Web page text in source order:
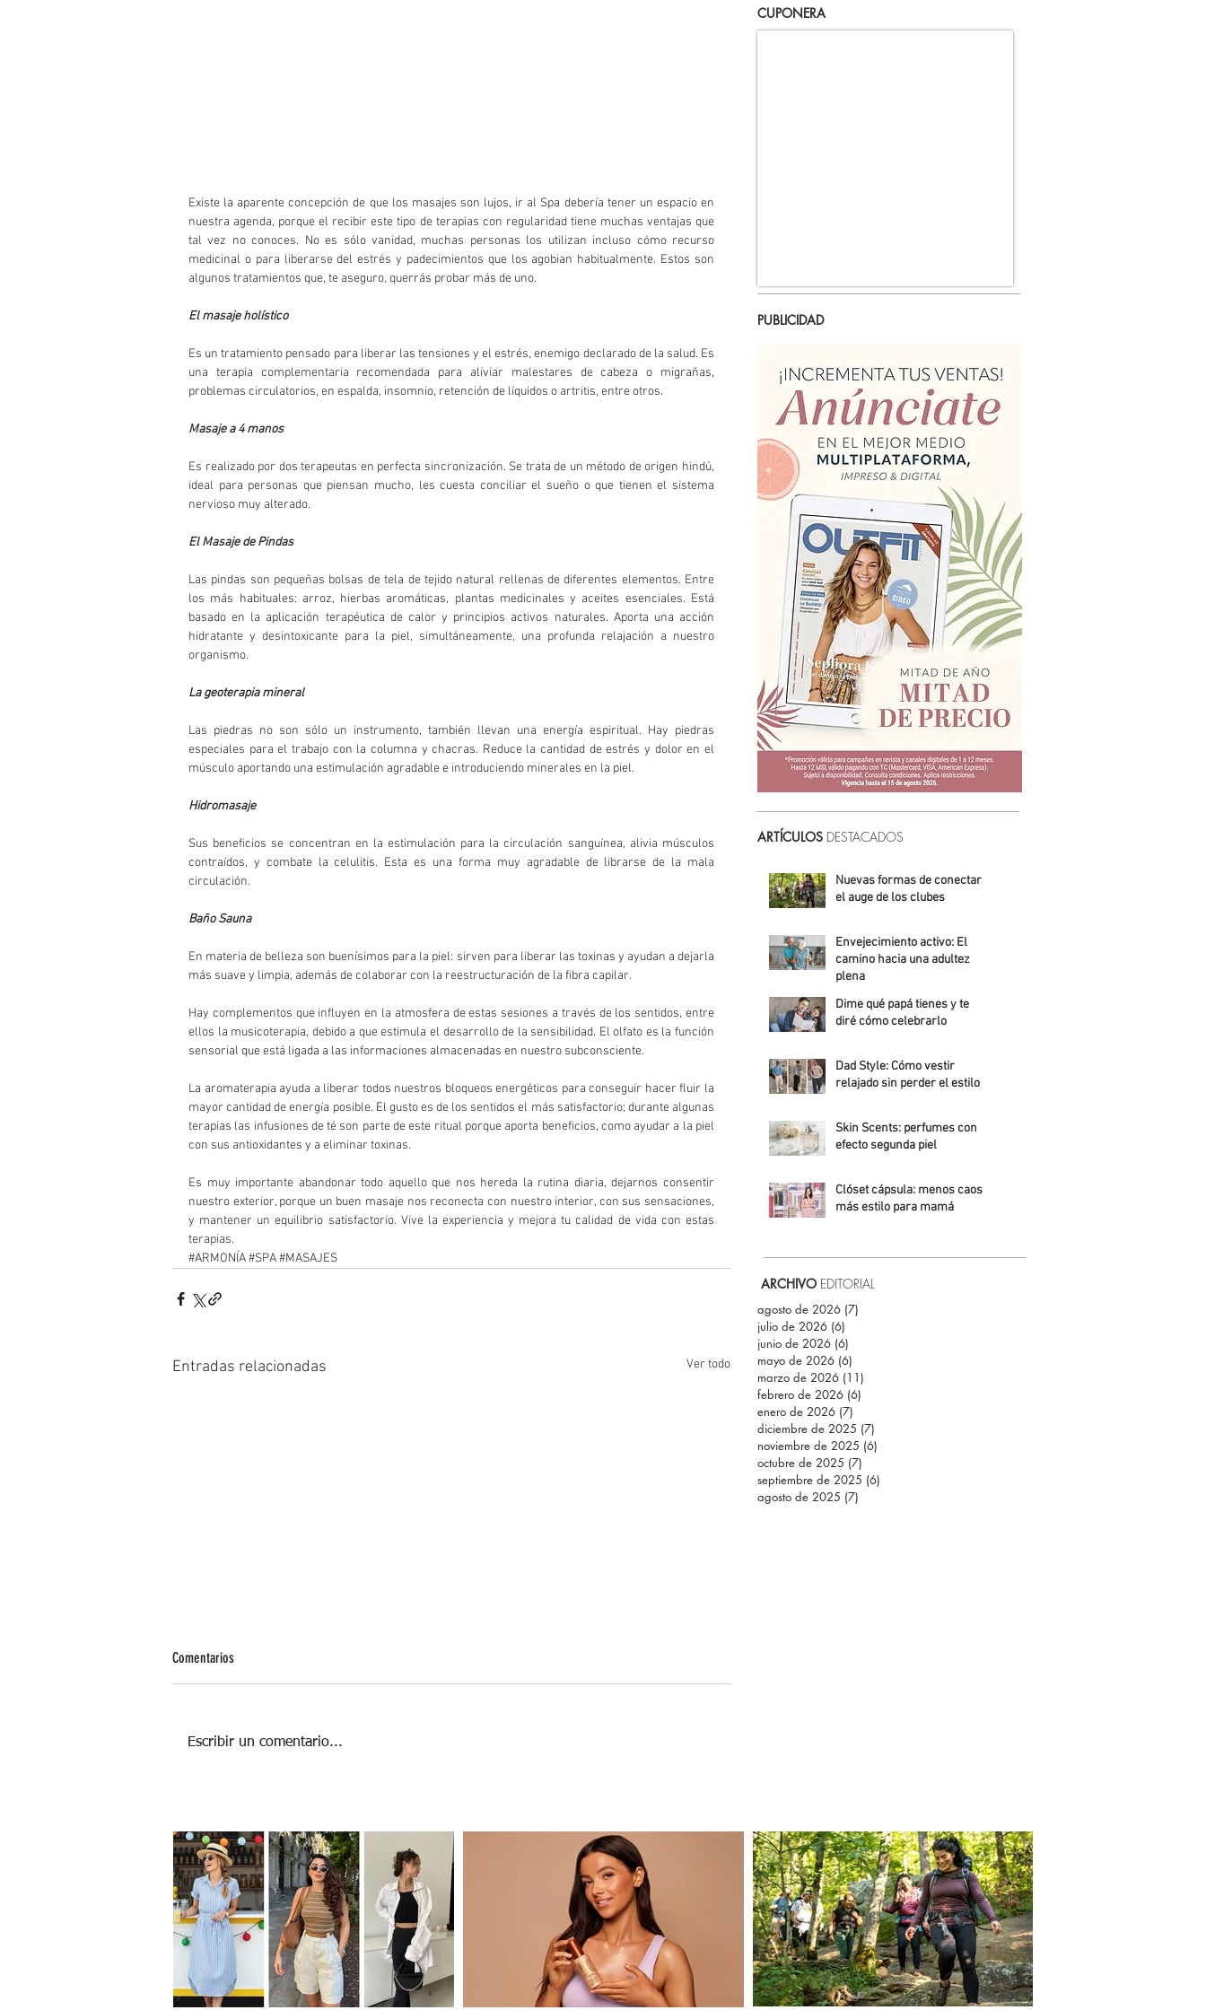
Existe la aparente concepción de que los masajes son lujos, ir al Spa debería tener un espacio en
nuestra agenda, porque el recibir este tipo de terapias con regularidad tiene muchas ventajas que
tal vez no conoces. No es sólo vanidad, muchas personas los utilizan incluso cómo recurso
medicinal o para liberarse del estrés y padecimientos que los agobian habitualmente. Estos son
algunos tratamientos que, te aseguro, querrás probar más de uno.
El masaje holístico
Es un tratamiento pensado para liberar las tensiones y el estrés, enemigo declarado de la salud. Es
una terapia complementaria recomendada para aliviar malestares de cabeza o migrañas,
problemas circulatorios, en espalda, insomnio, retención de líquidos o artritis, entre otros.
Masaje a 4 manos
Es realizado por dos terapeutas en perfecta sincronización. Se trata de un método de origen hindú,
ideal para personas que piensan mucho, les cuesta conciliar el sueño o que tienen el sistema
nervioso muy alterado.
El Masaje de Pindas
Las pindas son pequeñas bolsas de tela de tejido natural rellenas de diferentes elementos. Entre
los más habituales: arroz, hierbas aromáticas, plantas medicinales y aceites esenciales. Está
basado en la aplicación terapéutica de calor y principios activos naturales. Aporta una acción
hidratante y desintoxicante para la piel, simultáneamente, una profunda relajación a nuestro
organismo.
La geoterapia mineral
Las piedras no son sólo un instrumento, también llevan una energía espiritual. Hay piedras
especiales para el trabajo con la columna y chacras. Reduce la cantidad de estrés y dolor en el
músculo aportando una estimulación agradable e introduciendo minerales en la piel.
Hidromasaje
Sus beneficios se concentran en la estimulación para la circulación sanguínea, alivia músculos
contraídos, y combate la celulitis. Esta es una forma muy agradable de librarse de la mala
circulación.
Baño Sauna
En materia de belleza son buenísimos para la piel: sirven para liberar las toxinas y ayudan a dejarla
más suave y limpia, además de colaborar con la reestructuración de la fibra capilar.
Hay complementos que influyen en la atmosfera de estas sesiones a través de los sentidos, entre
ellos la musicoterapia, debido a que estimula el desarrollo de la sensibilidad. El olfato es la función
sensorial que está ligada a las informaciones almacenadas en nuestro subconsciente.
La aromaterapia ayuda a liberar todos nuestros bloqueos energéticos para conseguir hacer fluir la
mayor cantidad de energía posible. El gusto es de los sentidos el más satisfactorio; durante algunas
terapias las infusiones de té son parte de este ritual porque aporta beneficios, como ayudar a la piel
con sus antioxidantes y a eliminar toxinas.
Es muy importante abandonar todo aquello que nos hereda la rutina diaria, dejarnos consentir
nuestro exterior, porque un buen masaje nos reconecta con nuestro interior, con sus sensaciones,
y mantener un equilibrio satisfactorio. Vive la experiencia y mejora tu calidad de vida con estas
terapias.
#ARMONÍA#SPA#MASAJES
Entradas relacionadas Ver todo
Comentarios
Escribir un comentario...
CUPONERA
PUBLICIDAD
ARTÍCULOS DESTACADOS
Nuevas formas de conectar:
el auge de los clubes
Envejecimiento activo: El
camino hacia una adultez
plena
Alejandra Roldán
Dime qué papá tienes y te
diré cómo celebrarlo
Dad Style: Cómo vestir
relajado sin perder el estilo
Skin Scents: perfumes con
efecto segunda piel
Clóset cápsula: menos caos,
más estilo para mamá
ARCHIVO EDITORIAL
agosto de 2026 (7)
julio de 2026 (6)
junio de 2026 (6)
mayo de 2026 (6)
marzo de 2026 (11)
febrero de 2026 (6)
enero de 2026 (7)
diciembre de 2025 (7)
noviembre de 2025 (6)
octubre de 2025 (7)
septiembre de 2025 (6)
agosto de 2025 (7)